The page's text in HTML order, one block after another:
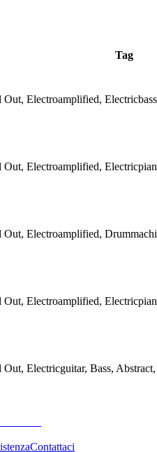
Tag
Electroamplified,
Electroamplified,
Electroamplified,
Electroamplified,
Electricguitar, Bass,
Contattaci